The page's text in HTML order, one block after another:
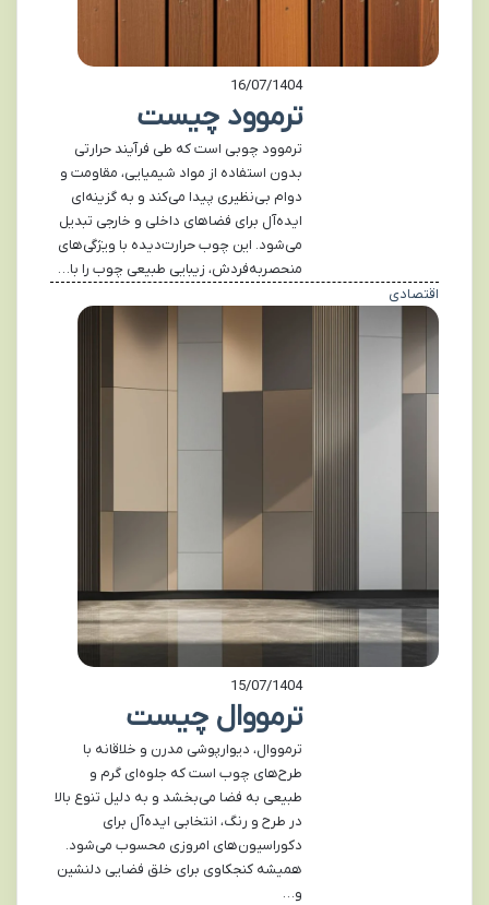
16/07/1404
ترموود چیست
ترموود چوبی است که طی فرآیند حرارتی
بدون استفاده از مواد شیمیایی، مقاومت و
دوام بی‌نظیری پیدا می‌کند و به گزینه‌ای
ایده‌آل برای فضاهای داخلی و خارجی تبدیل
می‌شود. این چوب حرارت‌دیده با ویژگی‌های
منحصربه‌فردش، زیبایی طبیعی چوب را با…
اقتصادی
15/07/1404
ترمووال چیست
ترمووال، دیوارپوشی مدرن و خلاقانه با
طرح‌های چوب است که جلوه‌ای گرم و
طبیعی به فضا می‌بخشد و به دلیل تنوع بالا
در طرح و رنگ، انتخابی ایده‌آل برای
دکوراسیون‌های امروزی محسوب می‌شود.
همیشه کنجکاوی برای خلق فضایی دلنشین
و…